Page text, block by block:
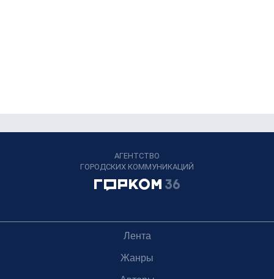
АГЕНТСТВО
ГОРОДСКИХ КОММУНИКАЦИЙ
Лента
Жанры